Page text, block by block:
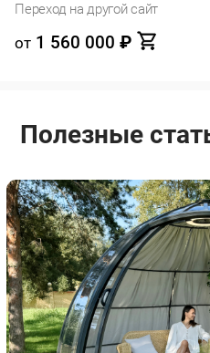
Переход на другой сайт
от 1 560 000 ₽
Полезные